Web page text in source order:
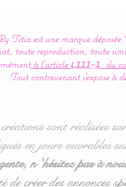
Titia est une marque déposée.
toute reproduction, toute
à l’article L111-1
du
Tout contrevenant s'expose à
sont réalisées
en jours ouvrables
n 'hésitez pas à
créer des annonces